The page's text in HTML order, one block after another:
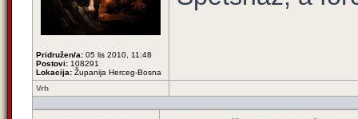
Pridružen/a: 05 lis 2010, 11:48
Postovi: 108291
Lokacija: Županija Herceg-Bosna
Vrh